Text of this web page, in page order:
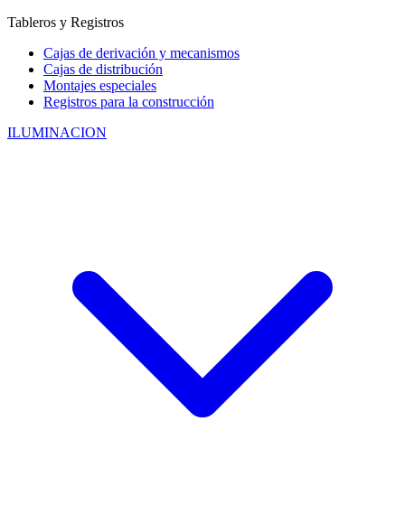
Tableros y Registros
Cajas de derivación y mecanismos
Cajas de distribución
Montajes especiales
Registros para la construcción
ILUMINACION